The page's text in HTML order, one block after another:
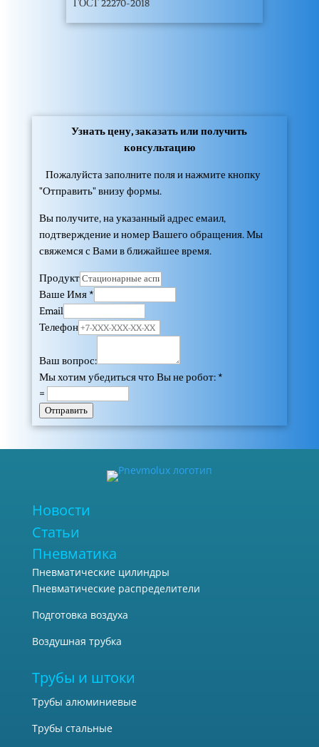
ГОСТ 22270-2018
Узнать цену, заказать или получить
консультацию
Пожалуйста заполните поля и нажмите кнопку
"Отправить" внизу формы.
Вы получите, на указанный адрес емаил,
подтверждение и номер Вашего обращения. Мы
свяжемся с Вами в ближайшее время.
Продукт
Ваше Имя*
Email
Телефон
Ваш вопрос:
Мы хотим убедиться что Вы не робот:*
=
Отправить
Новости
Статьи
Пневматика
Пневматические цилиндры
Пневматические распределители
Подготовка воздуха
Воздушная трубка
Трубы и штоки
Трубы алюминиевые
Трубы стальные